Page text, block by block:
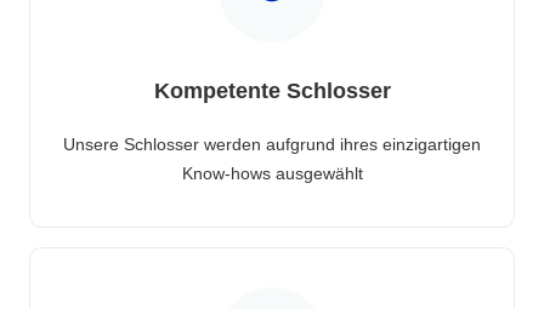
Kompetente Schlosser
Unsere Schlosser werden aufgrund ihres einzigartigen
Know-hows ausgewählt